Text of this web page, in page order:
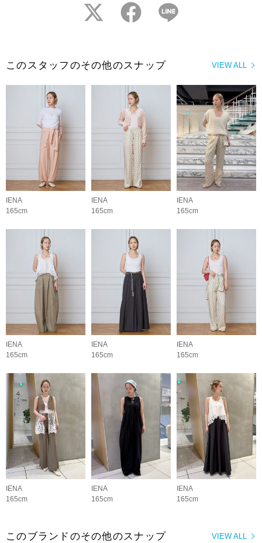
twitter facebook
VIEW ALL
このスタッフのその他のスナップ
IENA
165cm
IENA
165cm
IENA
165cm
IENA
165cm
IENA
165cm
IENA
165cm
IENA
165cm
IENA
165cm
IENA
165cm
VIEW ALL
このブランドのその他のスナップ